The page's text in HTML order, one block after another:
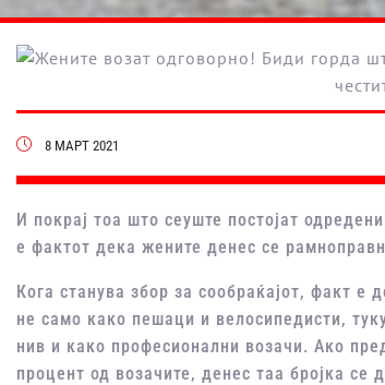
8 МАРТ 2021
И покрај тоа што сеуште постојат
е фактот дека жените денес се
Кога станува збор за сообраќајот, факт е
не само како пешаци и велосипедисти,
нив и како професионални возачи. Ако
процент од возачите, денес таа бројка се